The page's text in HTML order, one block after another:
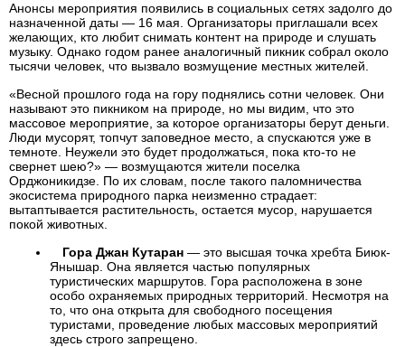
Анонсы мероприятия появились в социальных сетях задолго до
назначенной даты — 16 мая. Организаторы приглашали всех
желающих, кто любит снимать контент на природе и слушать
музыку. Однако годом ранее аналогичный пикник собрал около
тысячи человек, что вызвало возмущение местных жителей.
«Весной прошлого года на гору поднялись сотни человек. Они
называют это пикником на природе, но мы видим, что это
массовое мероприятие, за которое организаторы берут деньги.
Люди мусорят, топчут заповедное место, а спускаются уже в
темноте. Неужели это будет продолжаться, пока кто-то не
свернет шею?» — возмущаются жители поселка
Орджоникидзе. По их словам, после такого паломничества
экосистема природного парка неизменно страдает:
вытаптывается растительность, остается мусор, нарушается
покой животных.
Гора Джан Кутаран — это высшая точка хребта Биюк-
Янышар. Она является частью популярных
туристических маршрутов. Гора расположена в зоне
особо охраняемых природных территорий. Несмотря на
то, что она открыта для свободного посещения
туристами, проведение любых массовых мероприятий
здесь строго запрещено.